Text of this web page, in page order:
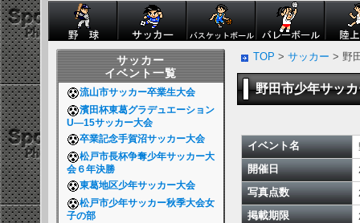
サッカー
イベント一覧
流山市サッカー卒業生大会
濱田杯東葛グラデュエーション
U―15サッカー大会
卒業記念手賀沼サッカー大会
松戸市長杯争奪少年サッカー大
会６年決勝
東葛地区少年サッカー大会
松戸市少年サッカー秋季大会女
子の部
TOP > サッカー > 野
野田市少年サッ
イベント名
開催日
写真点数
掲載期限